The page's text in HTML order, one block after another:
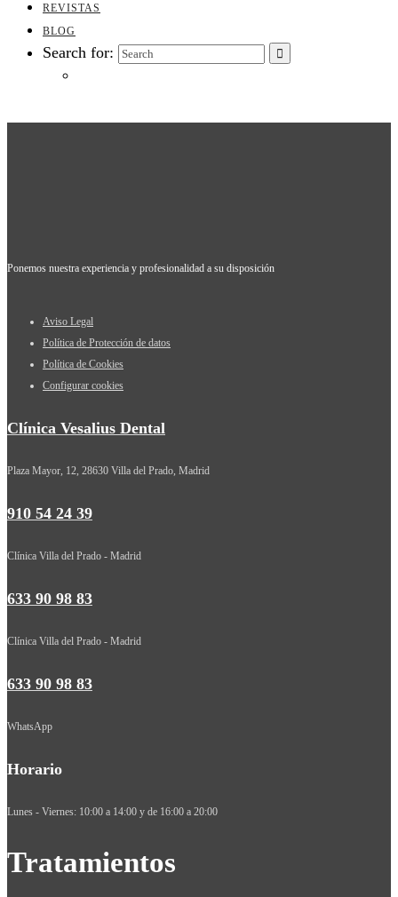
REVISTAS
BLOG
Search for:
Ponemos nuestra experiencia y profesionalidad a su disposición
Aviso Legal
Política de Protección de datos
Política de Cookies
Configurar cookies
Clínica Vesalius Dental
Plaza Mayor, 12, 28630 Villa del Prado, Madrid
910 54 24 39
Clínica Villa del Prado - Madrid
633 90 98 83
Clínica Villa del Prado - Madrid
633 90 98 83
WhatsApp
Horario
Lunes - Viernes: 10:00 a 14:00 y de 16:00 a 20:00
Tratamientos